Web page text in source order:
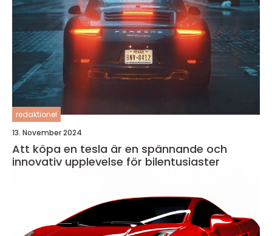
redaktionel
13. November 2024
Att köpa en tesla är en spännande och
innovativ upplevelse för bilentusiaster